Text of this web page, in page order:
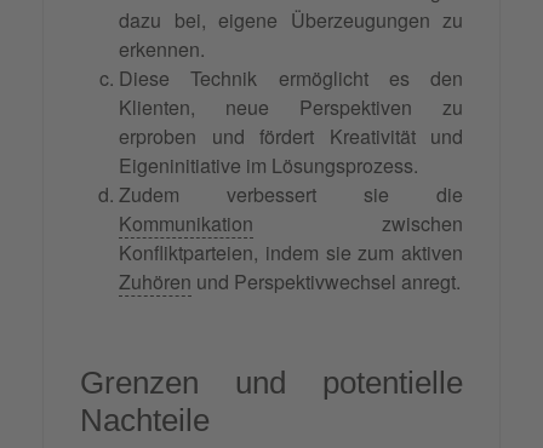
dazu bei, eigene Überzeugungen zu
erkennen.
Diese Technik ermöglicht es den
Klienten, neue Perspektiven zu
erproben und fördert Kreativität und
Eigeninitiative im Lösungsprozess.
Zudem verbessert sie die
Kommunikation zwischen
Konfliktparteien, indem sie zum aktiven
Zuhören und Perspektivwechsel anregt.
Grenzen und potentielle
Nachteile